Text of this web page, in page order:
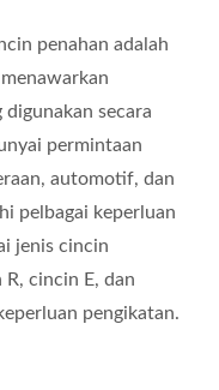
penahan adalah
secara
permintaan
automotif, dan
pelbagai keperluan
jenis cincin
cincin E, dan
pengikatan.